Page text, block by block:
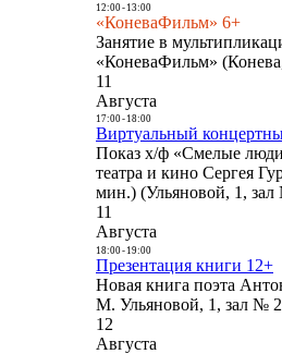
12:00- 13:00
«КоневаФильм» 6+
Занятие в
«КоневаФильм»
11
Августа
17:00- 18:00
Виртуальный
Показ х/ф «Смелые
театра и кино Сергея
мин.) (Ульяновой, 1,
11
Августа
18:00- 19:00
Презентация книги 12+
Новая книга поэта
М. Ульяновой, 1, зал №
12
Августа